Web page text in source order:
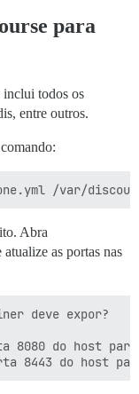
para
inclui todos os
entre outros.
Abra
atualize as portas nas
deve expor?
8080 do host